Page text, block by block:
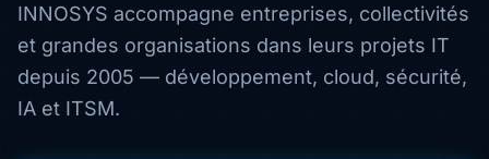
INNOSYS accompagne entreprises, collectivités
et grandes organisations dans leurs projets IT
depuis 2005 — développement, cloud, sécurité,
IA et ITSM.